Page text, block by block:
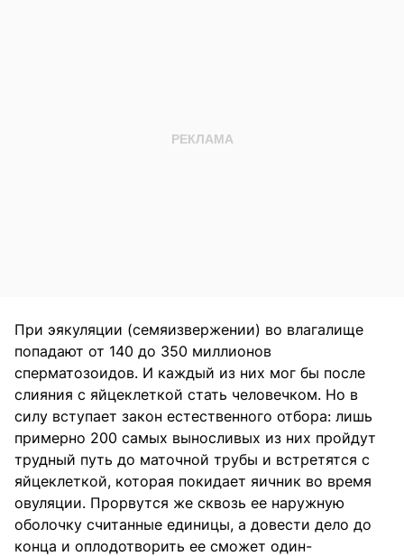
При эякуляции (семяизвержении) во влагалище
попадают от 140 до 350 миллионов
сперматозоидов. И каждый из них мог бы после
слияния с яйцеклеткой стать человечком. Но в
силу вступает закон естественного отбора: лишь
примерно 200 самых выносливых из них пройдут
трудный путь до маточной трубы и встретятся с
яйцеклеткой, которая покидает яичник во время
овуляции. Прорвутся же сквозь ее наружную
оболочку считанные единицы, а довести дело до
конца и оплодотворить ее сможет один-